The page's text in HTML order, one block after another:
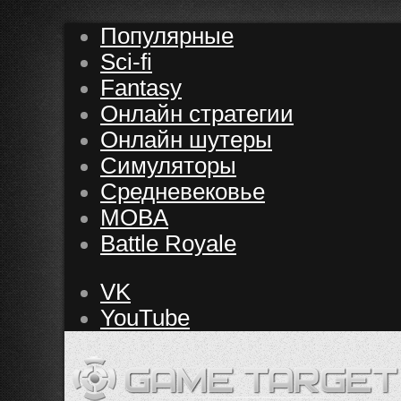
Популярные
Sci-fi
Fantasy
Онлайн стратегии
Онлайн шутеры
Симуляторы
Средневековье
MOBA
Battle Royale
VK
YouTube